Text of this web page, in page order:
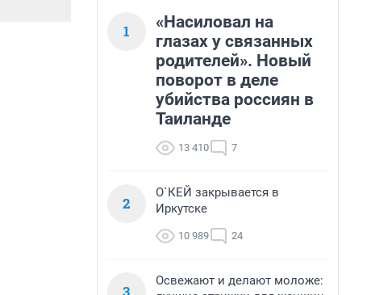
1
«Насиловал на
глазах у связанных
родителей». Новый
поворот в деле
убийства россиян в
Таиланде
13 410 7
2
О`КЕЙ закрывается в
Иркутске
10 989 24
Освежают и делают моложе: